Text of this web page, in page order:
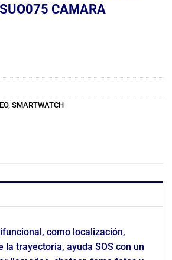
CAMARA
, SMARTWATCH
como localización,
la trayectoria, ayuda SOS con un